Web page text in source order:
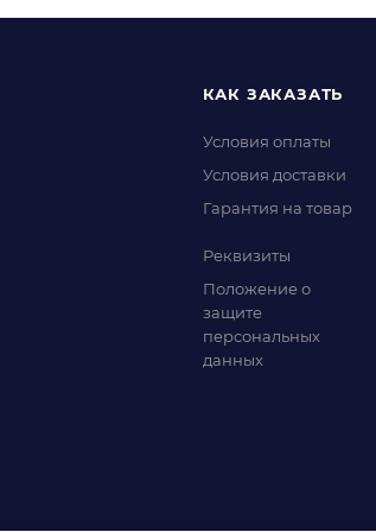
КАК ЗАКАЗАТЬ
Условия оплаты
Условия доставки
Гарантия на товар
Реквизиты
Положение о
защите
персональных
данных